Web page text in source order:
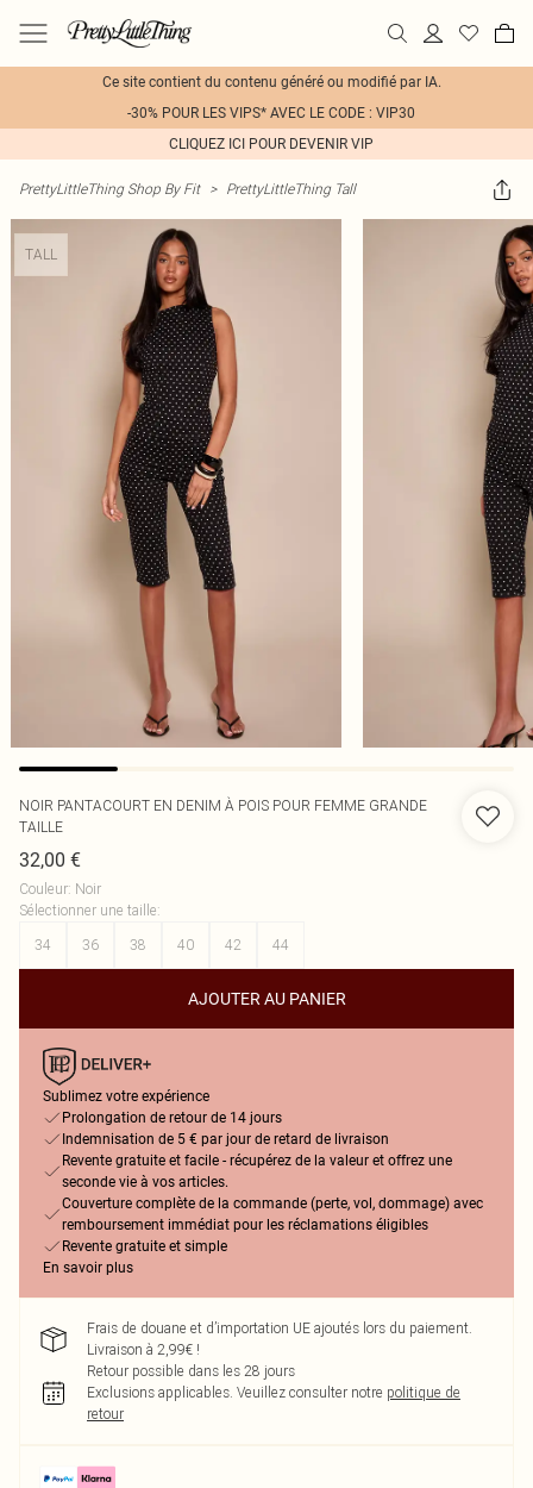
Ce site contient du contenu généré ou modifié par IA.
-30% POUR LES VIPS* AVEC LE CODE : VIP30
CLIQUEZ ICI POUR DEVENIR VIP
PrettyLittleThing Shop By Fit > PrettyLittleThing Tall
TALL
NOIR PANTACOURT EN DENIM À POIS POUR FEMME GRANDE
TAILLE
32,00 €
Couleur: Noir
Sélectionner une taille:
34
36 38 40 42 44
AJOUTER AU PANIER
Sublimez votre expérience
Prolongation de retour de 14 jours
Indemnisation de 5 € par jour de retard de livraison
Revente gratuite et facile - récupérez de la valeur et offrez une
seconde vie à vos articles.
Couverture complète de la commande (perte, vol, dommage) avec
remboursement immédiat pour les réclamations éligibles
Revente gratuite et simple
En savoir plus
Frais de douane et d’importation UE ajoutés lors du paiement.
Livraison à 2,99€ !
Retour possible dans les 28 jours
Exclusions applicables. Veuillez consulter notre politique de
retour